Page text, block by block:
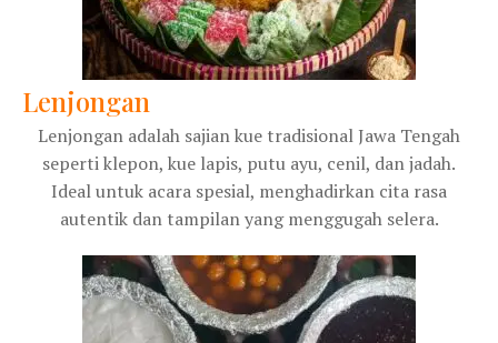
Lenjongan
Lenjongan adalah sajian kue tradisional Jawa Tengah
seperti klepon, kue lapis, putu ayu, cenil, dan jadah.
Ideal untuk acara spesial, menghadirkan cita rasa
autentik dan tampilan yang menggugah selera.